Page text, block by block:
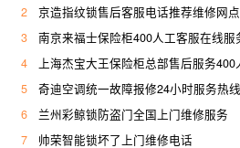
2
京造指纹锁售后客服电话推荐维修网
3
南京来福士保险柜400人工客服在线服
4
上海杰宝大王保险柜总部售后服务400人工
5
奇迪空调统一故障报修24小时服务热线
6
兰州彩鲸锁防盗门全国上门维修服务
7
帅荣智能锁坏了上门维修电话